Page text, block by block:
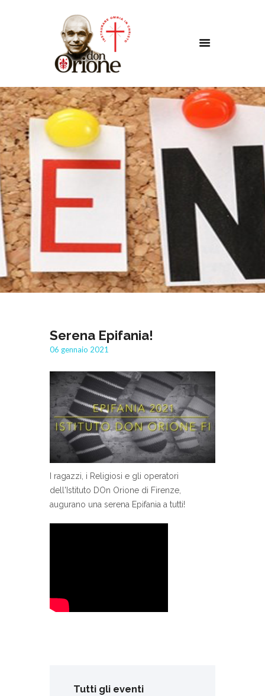
Serena Epifania!
06 gennaio 2021
I ragazzi, i Religiosi e gli operatori
dell'Istituto DOn Orione di Firenze,
augurano una serena Epifania a tutti!
Tutti gli eventi